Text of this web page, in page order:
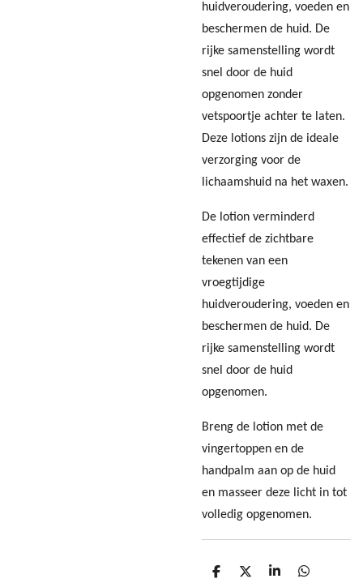
huidveroudering, voeden en
beschermen de huid. De
rijke samenstelling wordt
snel door de huid
opgenomen zonder
vetspoortje achter te laten.
Deze lotions zijn de ideale
verzorging voor de
lichaamshuid na het waxen.
De lotion verminderd
effectief de zichtbare
tekenen van een
vroegtijdige
huidveroudering, voeden en
beschermen de huid. De
rijke samenstelling wordt
snel door de huid
opgenomen.
Breng de lotion met de
vingertoppen en de
handpalm aan op de huid
en masseer deze licht in tot
volledig opgenomen.
D
D
S
D